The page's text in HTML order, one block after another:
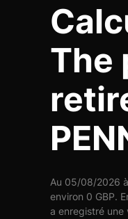
The
Au 05/08/2026
environ 0 GBP.
a enregistré une